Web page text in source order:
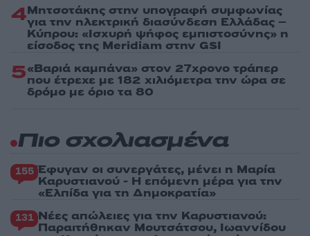
4Μητσοτάκης στην υπογραφή συμφωνίας
για την ηλεκτρική διασύνδεση Ελλάδας –
Κύπρου: «Ισχυρή ψήφος εμπιστοσύνης» η
είσοδος της Meridiam στην GSI
5«Βαριά καμπάνα» στον 27χρονο τράπερ
που έτρεχε με 182 χιλιόμετρα την ώρα σε
δρόμο με όριο τα 80
Πιο σχολιασμένα
155 Έφυγαν οι συνεργάτες, μένει η Μαρία
Καρυστιανού - Η επόμενη μέρα για την
«Ελπίδα για τη Δημοκρατία»
131 Νέες απώλειες για την Καρυστιανού:
Παραιτήθηκαν Μουτσάτσου, Ιωαννίδου